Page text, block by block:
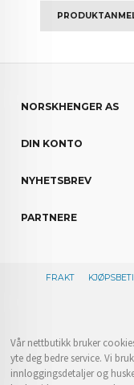
NORSKHENGER AS
DIN KONTO
NYHETSBREV
PARTNERE
FRAKT
Vår nettbutikk bruker
yte deg bedre service. Vi
innloggingsdetaljer og